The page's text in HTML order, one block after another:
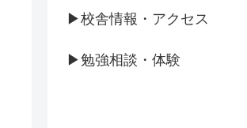
▶校舎情報・アクセス
▶勉強相談・体験